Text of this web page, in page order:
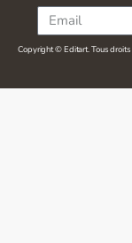
Copyright © Editart. Tous